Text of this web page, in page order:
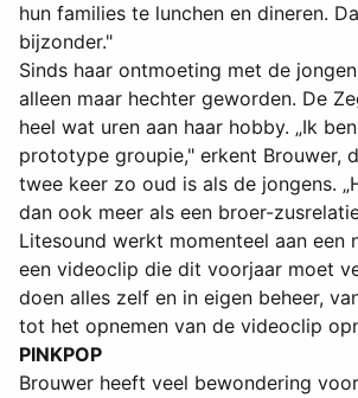
hun families te lunchen en dineren.
bijzonder."
Sinds haar ontmoeting met de
alleen maar hechter geworden. De
heel wat uren aan haar hobby. „Ik
prototype groupie," erkent Brouwer,
twee keer zo oud is als de jongens.
dan ook meer als een broer-
Litesound werkt momenteel aan een
een videoclip die dit voorjaar moet
doen alles zelf en in eigen beheer,
tot het opnemen van de videoclip
PINKPOP
Brouwer heeft veel bewondering